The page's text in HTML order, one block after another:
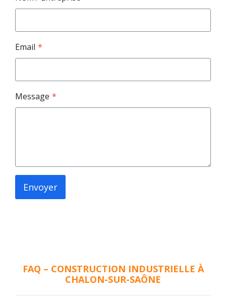
Email *
Message *
Envoyer
FAQ – CONSTRUCTION INDUSTRIELLE À
CHALON-SUR-SAÔNE